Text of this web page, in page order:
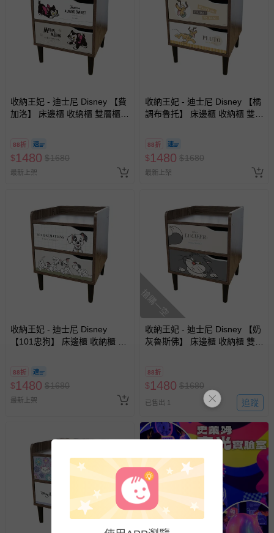
-新生兒親膚衣物（嬰幼兒包巾與背巾、包屁衣、學習
褲、紗布衣等）。
-接觸性孕哺產品（奶嘴、奶瓶、擠乳器、哺乳衣、托腹
帶束縛衣、餐搖椅等）。
-其他原廠盒裝商品封口處已貼上「不可拆封」，或具警
示字句等說明貼紙、封條者。
其他常見問題：
運送服務：目前提供的運送僅限台灣本島。如您位於離島地
亦保留出貨與否的權利。離島、偏遠地區、樓層親送等加價
費用，可能會另需加收。
商品實際的配達日期，可於訂單個人資料內的查詢訂單內，
已出貨通知之訊息為主。
如您收到商品，請依正常流程檢查是否完好，若商品遇瑕疵
情形，您可申請更換新品或退貨，請見：
退貨的辦理流程
若您對於會員帳號、商品訂購與資訊、購物流程、付款方
式、折價券與購物金的使用、退貨及商品運送方式等有疑
問，你可詳見：媽咪愛客服中心。
預購商品：預購為海外同步代購，遇缺貨即會通知媽咪並協
商品如因「價格、組合」等錯誤原因，導致無法安排出貨，
會主動以簡訊及mail通知訂單取消事宜，並將提供適當補
償。
收納王妃 - 迪士尼 Disney 【費
加洛】 床邊櫃 收納櫃 雙層櫃
88折
$1480 $1680
最新上架
收納王妃 - 迪士尼 Disney 【橘
調布魯托】 床邊櫃 收納櫃 雙層
88折
$1480 $1680
最新上架
收納王妃 - 迪士尼 Disney
【101忠狗】 床邊櫃 收納櫃 雙
88折
$1480 $1680
最新上架
搶購一空
收納王妃 - 迪士尼 Disney 【奶
灰魯斯佛】 床邊櫃 收納櫃 雙層
88折
$1480 $1680
已售出 1 追蹤